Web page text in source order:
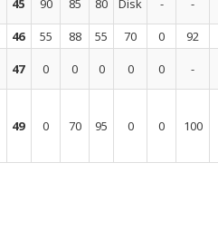
45 90 85 80 Disk -
-
46 55 88 55 70 0
92
47 0 0 0 0 0
-
49
0 70 95 0 0 100